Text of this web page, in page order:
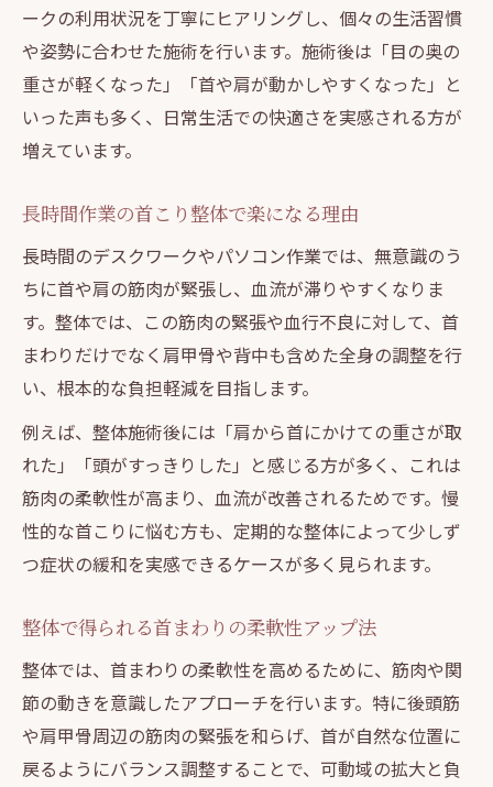
ークの利用状況を丁寧にヒアリングし、個々の生活習慣
や姿勢に合わせた施術を行います。施術後は「目の奥の
重さが軽くなった」「首や肩が動かしやすくなった」と
いった声も多く、日常生活での快適さを実感される方が
増えています。
長時間作業の首こり整体で楽になる理由
長時間のデスクワークやパソコン作業では、無意識のう
ちに首や肩の筋肉が緊張し、血流が滞りやすくなりま
す。整体では、この筋肉の緊張や血行不良に対して、首
まわりだけでなく肩甲骨や背中も含めた全身の調整を行
い、根本的な負担軽減を目指します。
例えば、整体施術後には「肩から首にかけての重さが取
れた」「頭がすっきりした」と感じる方が多く、これは
筋肉の柔軟性が高まり、血流が改善されるためです。慢
性的な首こりに悩む方も、定期的な整体によって少しず
つ症状の緩和を実感できるケースが多く見られます。
整体で得られる首まわりの柔軟性アップ法
整体では、首まわりの柔軟性を高めるために、筋肉や関
節の動きを意識したアプローチを行います。特に後頭筋
や肩甲骨周辺の筋肉の緊張を和らげ、首が自然な位置に
戻るようにバランス調整することで、可動域の拡大と負